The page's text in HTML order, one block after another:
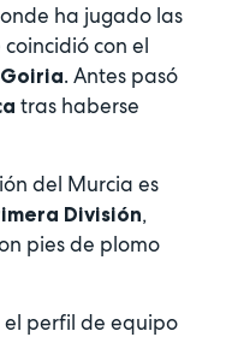
ha jugado las
con el
. Antes pasó
tras haberse
del Murcia es
División,
pies de plomo
perfil de equipo